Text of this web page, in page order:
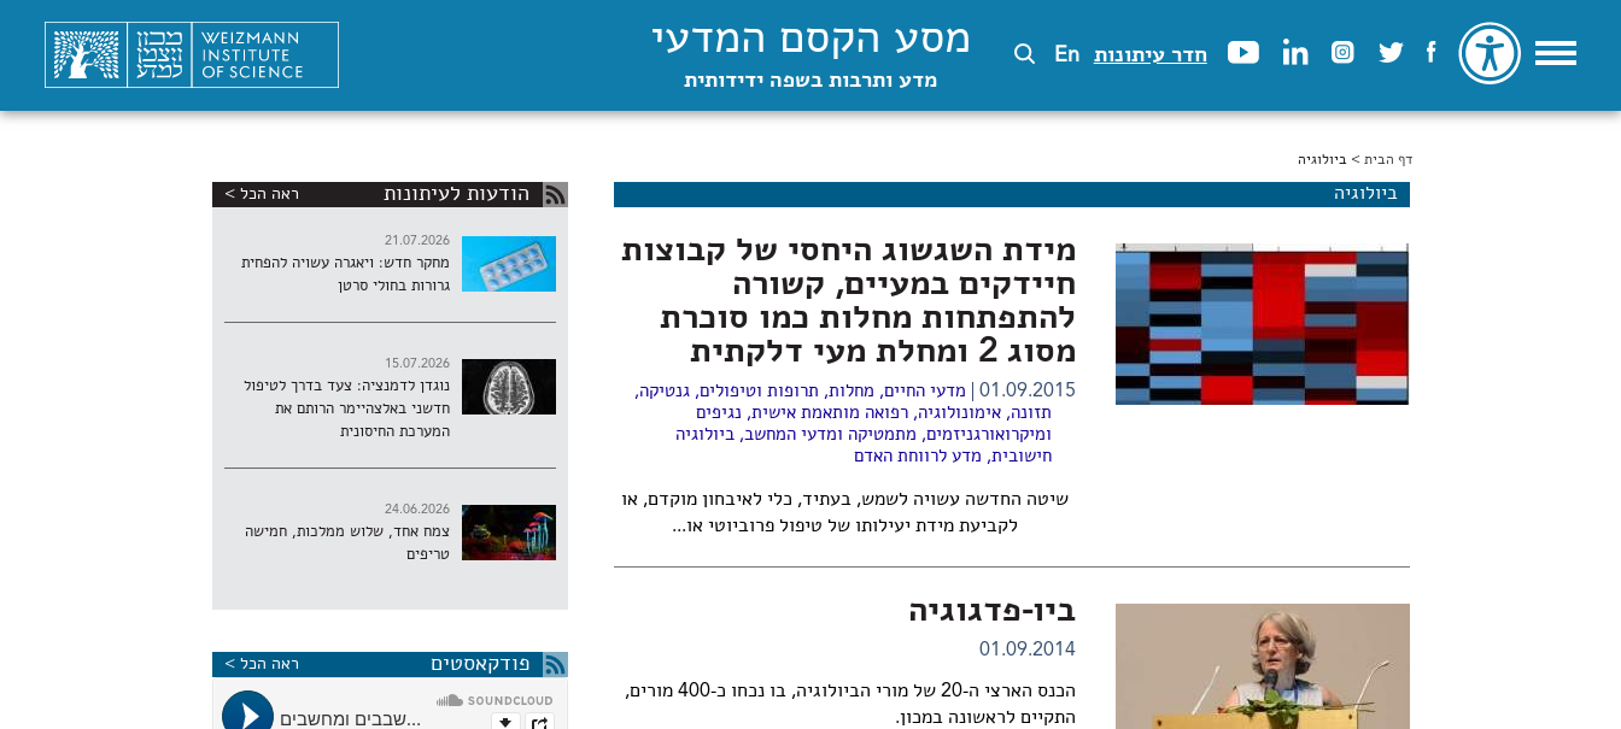
חדר עיתונות En מסע הקסם המדעי
מדע ותרבות בשפה ידידותית
הינך נמצא כאן
דף הבית > ביולוגיה
ביולוגיה
מידת השגשוג היחסי של קבוצות
חיידקים במעיים, קשורה
להתפתחות מחלות כמו סוכרת
מסוג 2 ומחלת מעי דלקתית
01.09.2015 מדעי החיים, מחלות, תרופות וטיפולים,גנטיקה,
תזונה,אימונולוגיה,רפואה מותאמת אישית, נגיפים
ומיקרואורגניזמים, מתמטיקה ומדעי המחשב,ביולוגיה
חישובית, מדע לרווחת האדם
שיטה החדשה עשויה לשמש, בעתיד, כלי לאיבחון מוקדם, או
לקביעת מידת יעילותו של טיפול פרוביוטי או...
ביו-פדגוגיה
01.09.2014
הכנס הארצי ה-20 של מורי הביולוגיה, בו נכחו כ-400 מורים,
התקיים לראשונה במכון.
הודעות לעיתונות ראה הכל >
21.07.2026
מחקר חדש: ויאגרה עשויה להפחית
גרורות בחולי סרטן
15.07.2026
נוגדן לדמנציה: צעד בדרך לטיפול
חדשני באלצהיימר הרותם את
המערכת החיסונית
24.06.2026
צמח אחד, שלוש ממלכות, חמישה
טריפים
פודקאסטים ראה הכל >